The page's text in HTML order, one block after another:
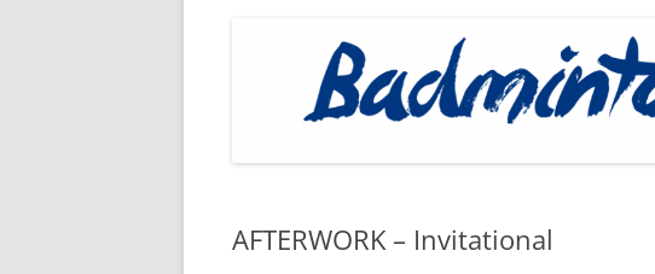
AFTERWORK – Invitational